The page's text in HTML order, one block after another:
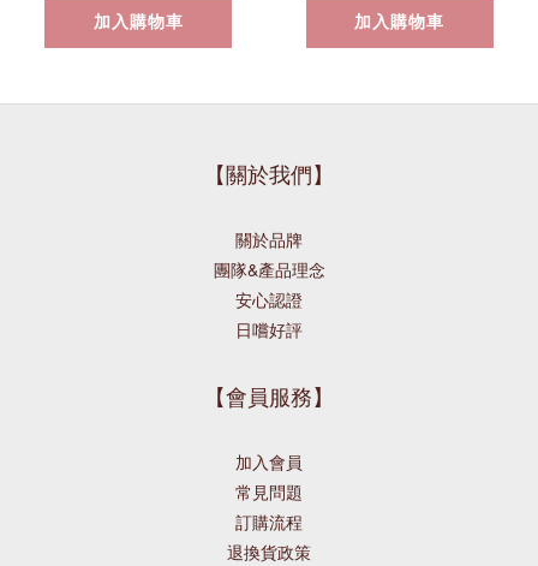
加入購物車 加入購物車
【關於我們】
關於品牌
團隊&產品理念
安心認證
日嚐好評
【會員服務】
加入會員
常見問題
訂購流程
退換貨政策